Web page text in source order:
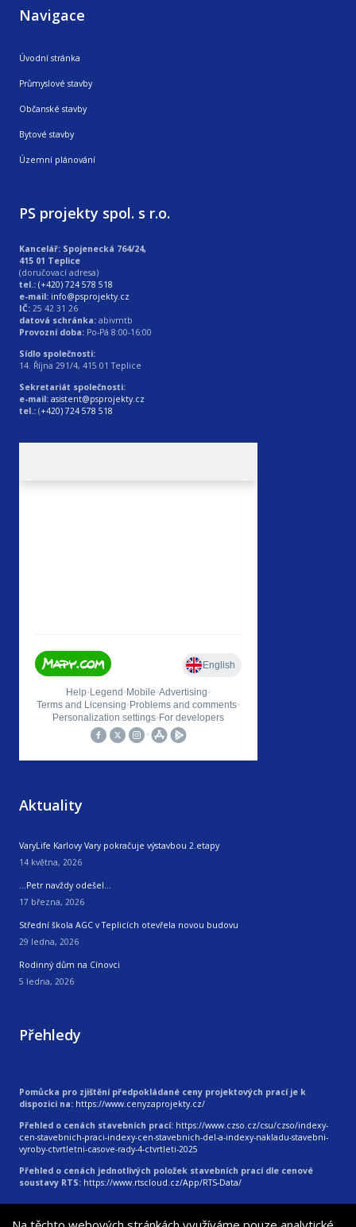
Navigace
Úvodní stránka
Průmyslové stavby
Občanské stavby
Bytové stavby
Územní plánování
PS projekty spol. s r.o.
Kancelář: Spojenecká 764/24,
415 01 Teplice
(doručovací adresa)
tel.: (+420) 724 578 518
e-mail: info@psprojekty.cz
IČ: 25 42 31 26
datová schránka: abivmtb
Provozní doba: Po-Pá 8:00-16:00
Sídlo společnosti:
14. Října 291/4, 415 01 Teplice
Sekretariát společnosti:
e-mail: asistent@psprojekty.cz
tel.: (+420) 724 578 518
Aktuality
VaryLife Karlovy Vary pokračuje výstavbou 2.etapy
14 května, 2026
…Petr navždy odešel…
17 března, 2026
Střední škola AGC v Teplicích otevřela novou budovu
29 ledna, 2026
Rodinný dům na Cínovci
5 ledna, 2026
Přehledy
Pomůcka pro zjištění předpokládané ceny projektových prací je k
dispozici na: https://www.cenyzaprojekty.cz/
Přehled o cenách stavebních prací: https://www.czso.cz/csu/czso/indexy-
cen-stavebnich-praci-indexy-cen-stavebnich-del-a-indexy-nakladu-stavebni-
vyroby-ctvrtletni-casove-rady-4-ctvrtleti-2025
Přehled o cenách jednotlivých položek stavebních prací dle cenové
soustavy RTS: https://www.rtscloud.cz/App/RTS-Data/
© 2026 |Vytvořila digitální agentura 4WORKS Solutions s.r.o.